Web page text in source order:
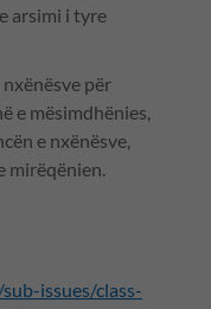
arsimi i tyre
për
e mësimdhënies,
e nxënësve,
mirëqënien.
issues/class-